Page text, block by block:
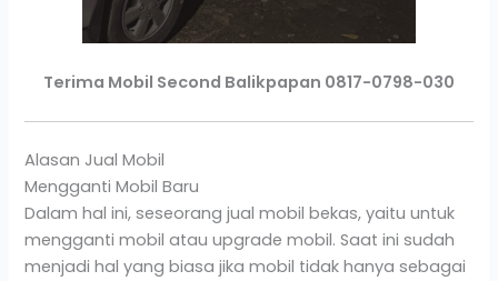
Terima Mobil Second Balikpapan 0817-0798-030
Alasan Jual Mobil
Mengganti Mobil Baru
Dalam hal ini, seseorang jual mobil bekas, yaitu untuk
mengganti mobil atau upgrade mobil. Saat ini sudah
menjadi hal yang biasa jika mobil tidak hanya sebagai